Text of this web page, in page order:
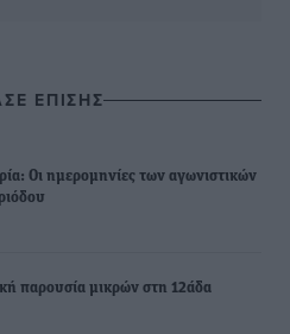
ΕΠΙΣΗΣ
Οι ημερομηνίες των αγωνιστικών
παρουσία μικρών στη 12άδα